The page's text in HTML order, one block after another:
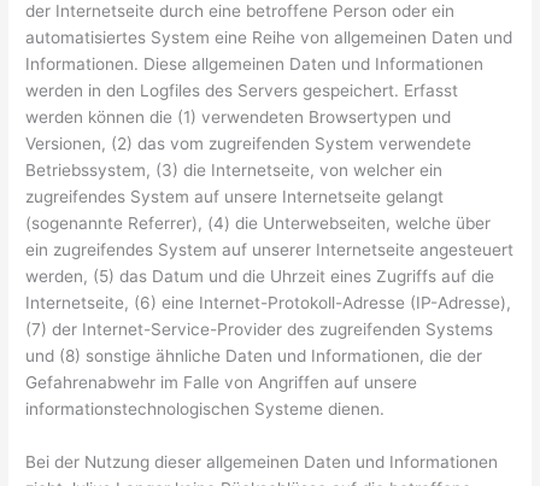
der Internetseite durch eine betroffene Person oder ein
automatisiertes System eine Reihe von allgemeinen Daten und
Informationen. Diese allgemeinen Daten und Informationen
werden in den Logfiles des Servers gespeichert. Erfasst
werden können die (1) verwendeten Browsertypen und
Versionen, (2) das vom zugreifenden System verwendete
Betriebssystem, (3) die Internetseite, von welcher ein
zugreifendes System auf unsere Internetseite gelangt
(sogenannte Referrer), (4) die Unterwebseiten, welche über
ein zugreifendes System auf unserer Internetseite angesteuert
werden, (5) das Datum und die Uhrzeit eines Zugriffs auf die
Internetseite, (6) eine Internet-Protokoll-Adresse (IP-Adresse),
(7) der Internet-Service-Provider des zugreifenden Systems
und (8) sonstige ähnliche Daten und Informationen, die der
Gefahrenabwehr im Falle von Angriffen auf unsere
informationstechnologischen Systeme dienen.
Bei der Nutzung dieser allgemeinen Daten und Informationen